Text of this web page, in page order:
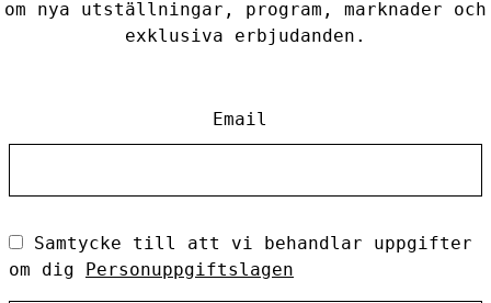
om nya utställningar, program, marknader och
exklusiva erbjudanden.
Email
Samtycke till att vi behandlar uppgifter
om dig
Personuppgiftslagen